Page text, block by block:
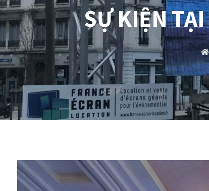
SỰ KIỆN